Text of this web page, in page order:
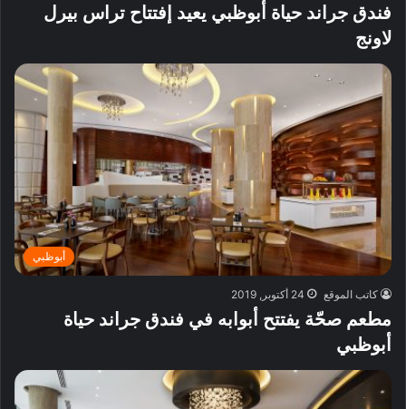
فندق جراند حياة أبوظبي يعيد إفتتاح تراس بيرل
لاونج
أبوظبي
كاتب الموقع 24 أكتوبر, 2019
مطعم صحّة يفتتح أبوابه في فندق جراند حياة
أبوظبي